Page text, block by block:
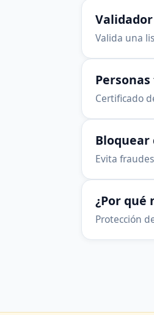
Valida una
Certificado
Bloquear
Evita
¿Por qué
Protección